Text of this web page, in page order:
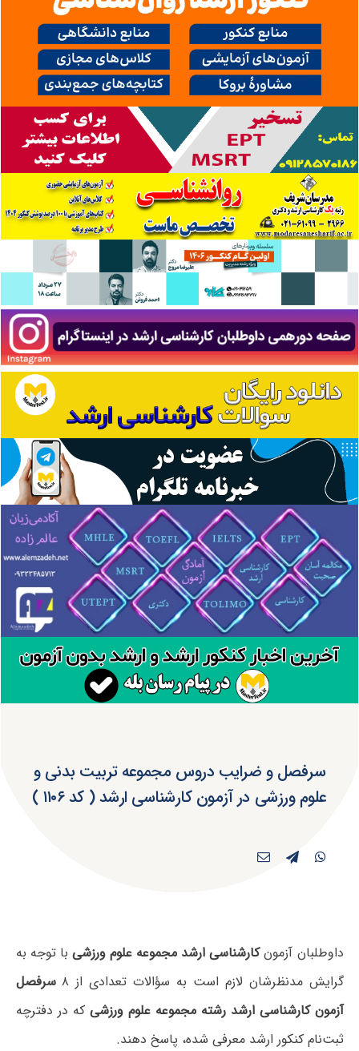
سرفصل و ضرایب دروس مجموعه تربیت بدنی و
علوم ورزشی در آزمون کارشناسی ارشد ( کد ۱۱۰۶ )
داوطلبان آزمونکارشناسی ارشد مجموعه علوم ورزشی با توجه به
گرایش مدنظرشان لازم است به سؤالات تعدادی از ۸
سرفصل
آزمون کارشناسی ارشد رشته مجموعه علوم ورزشی که در دفترچه‌
ثبت‌نام کنکور ارشد معرفی شده، پاسخ دهند.